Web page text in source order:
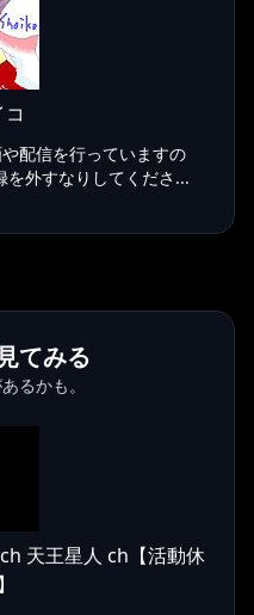
配信を行っていますの
を外すなりしてくださ...
てみる
るかも。
天王星人 ch【活動休